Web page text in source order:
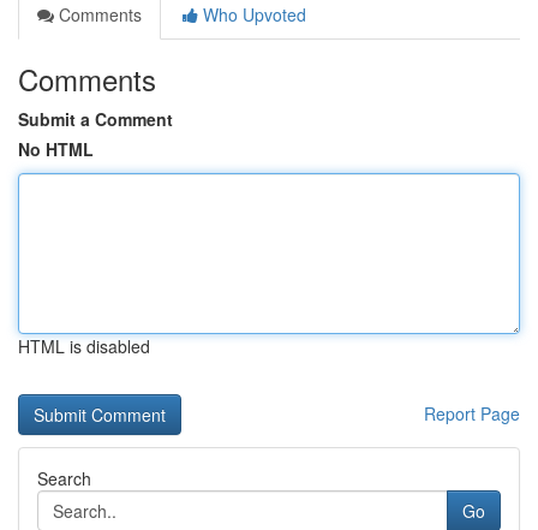
Comments
Who Upvoted
Comments
Submit a Comment
No HTML
HTML is disabled
Report Page
Search
Go